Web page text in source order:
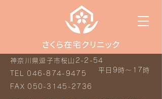
平日9時～17時
神奈川県逗子市桜山2-2-54
TEL 046-874-9475
FAX 050-3145-2736